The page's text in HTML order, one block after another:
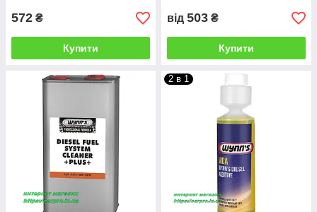
572 ₴
Купити
від 503 ₴
Купити
2 в 1